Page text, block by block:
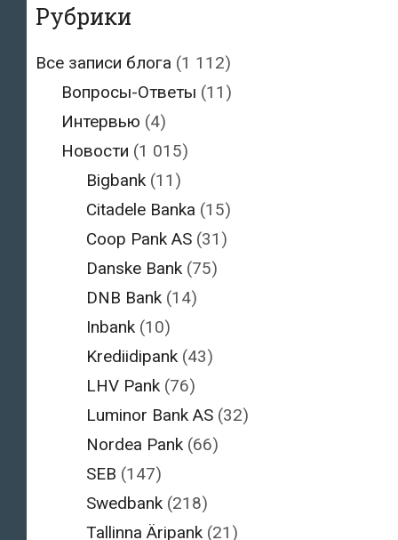
Рубрики
Все записи блога (1 112)
Вопросы-Ответы (11)
Интервью (4)
Новости (1 015)
Bigbank (11)
Citadele Banka (15)
Coop Pank AS (31)
Danske Bank (75)
DNB Bank (14)
Inbank (10)
Krediidipank (43)
LHV Pank (76)
Luminor Bank AS (32)
Nordea Pank (66)
SEB (147)
Swedbank (218)
Tallinna Äripank (21)